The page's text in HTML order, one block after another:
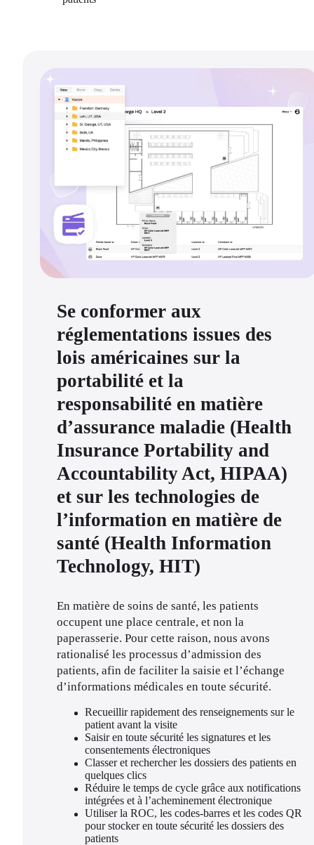
Se conformer aux
réglementations issues des
lois américaines sur la
portabilité et la
responsabilité en matière
d’assurance maladie (Health
Insurance Portability and
Accountability Act, HIPAA)
et sur les technologies de
l’information en matière de
santé (Health Information
Technology, HIT)
En matière de soins de santé, les patients
occupent une place centrale, et non la
paperasserie. Pour cette raison, nous avons
rationalisé les processus d’admission des
patients, afin de faciliter la saisie et l’échange
d’informations médicales en toute sécurité.
Recueillir rapidement des renseignements sur le
patient avant la visite
Saisir en toute sécurité les signatures et les
consentements électroniques
Classer et rechercher les dossiers des patients en
quelques clics
Réduire le temps de cycle grâce aux notifications
intégrées et à l’acheminement électronique
Utiliser la ROC, les codes-barres et les codes QR
pour stocker en toute sécurité les dossiers des
patients